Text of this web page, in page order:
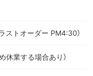
ストオーダー PM4:30）
休業する場合あり）